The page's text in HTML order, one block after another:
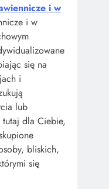
i w
i w
się na
i
lub
tutaj dla Ciebie,
bliskich,
się